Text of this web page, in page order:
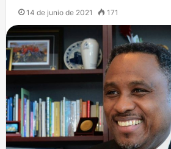
14 de junio de 2021 171